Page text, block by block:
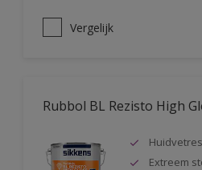
Vergelijk
Rubbol BL Rezisto High
Extreem